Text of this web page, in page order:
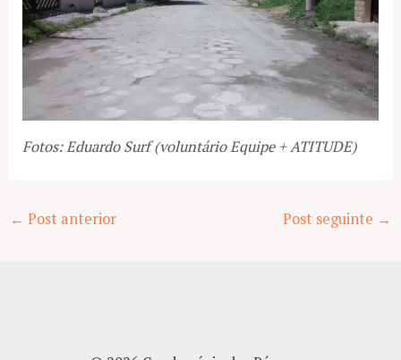
Fotos: Eduardo Surf (voluntário Equipe + ATITUDE)
Post
← Post anterior Post seguinte →